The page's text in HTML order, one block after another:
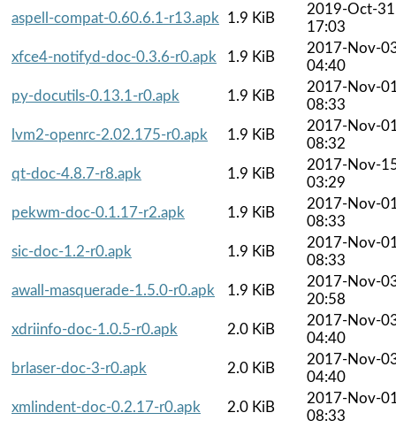
aspell-compat-0.60.6.1-r13.apk
1.9 KiB
2019-Oct-31
17:03
xfce4-notifyd-doc-0.3.6-r0.apk
1.9 KiB
2017-Nov-
04:40
py-docutils-0.13.1-r0.apk
1.9 KiB
2017-Nov-
08:33
lvm2-openrc-2.02.175-r0.apk
1.9 KiB
2017-Nov-
08:32
qt-doc-4.8.7-r8.apk
1.9 KiB
2017-Nov-
03:29
pekwm-doc-0.1.17-r2.apk
1.9 KiB
2017-Nov-
08:33
sic-doc-1.2-r0.apk
1.9 KiB
2017-Nov-
08:33
awall-masquerade-1.5.0-r0.apk
1.9 KiB
2017-Nov-
20:58
xdriinfo-doc-1.0.5-r0.apk
2.0 KiB
2017-Nov-
04:40
brlaser-doc-3-r0.apk
2.0 KiB
2017-Nov-
04:40
xmlindent-doc-0.2.17-r0.apk
2.0 KiB
2017-Nov-
08:33